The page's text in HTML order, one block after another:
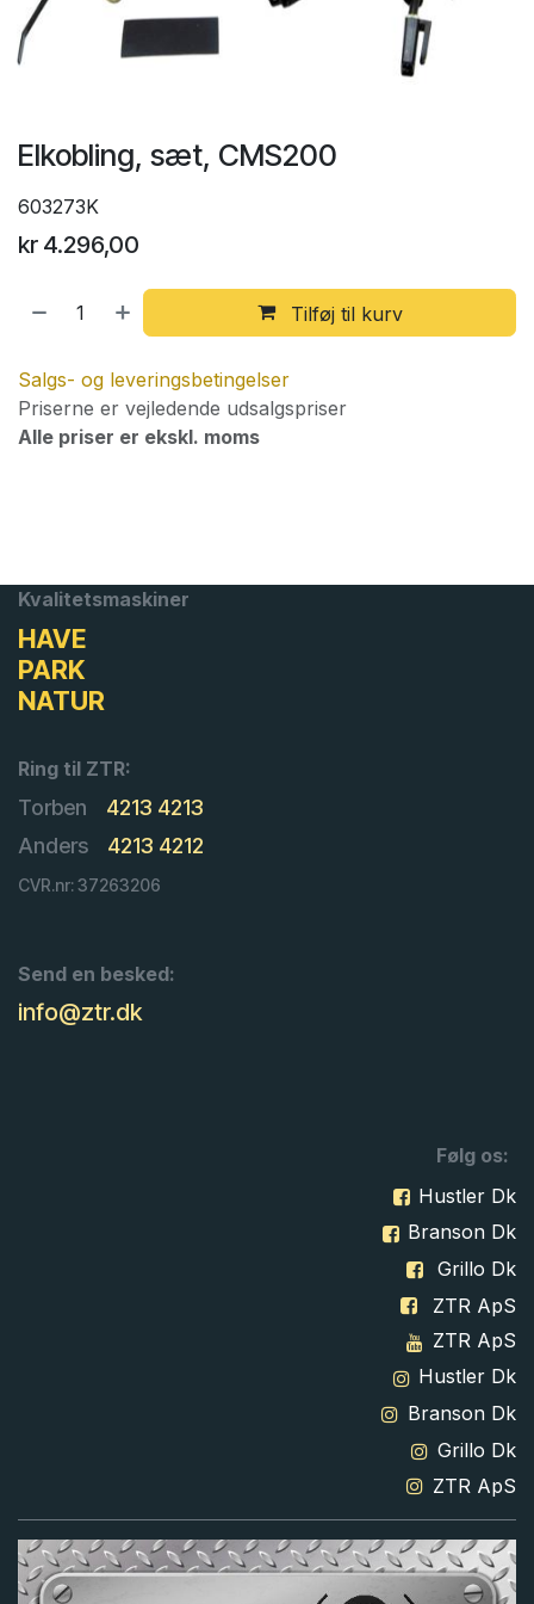
Elkobling, sæt, CMS200
603273K
kr 4.296,00
Tilføj til kurv
Salgs- og leveringsbetingelser
Priserne er vejledende udsalgspriser
Alle priser er ekskl. moms
Kvalitetsmaskiner
HAVE
PARK
NATUR
Ring til ZTR:
Torben
4213 4213
Anders
4213 4212
CVR.nr: 37263206
Send en besked:
info@ztr.dk
Følg os:
Hustler Dk
Branson Dk
Grillo Dk
ZTR ApS
ZTR ApS
Hustler Dk
Branson Dk
Grillo Dk
ZTR ApS